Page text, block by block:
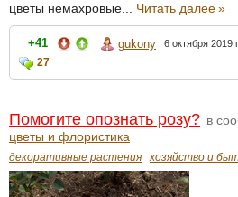
цветы немахровые... Читать далее»
+41 gukony 6 октября 2019
27
Помогите опознать розу? в
цветы и флористика
декоративные растения хозяйство и